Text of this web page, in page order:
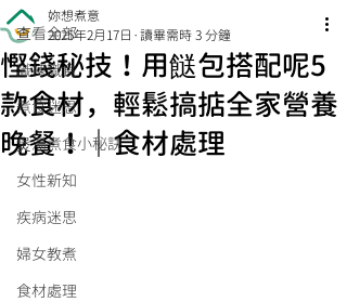
查看全部
識揀識食
煮食迷思
煲湯煮食小秘訣
女性新知
疾病迷思
婦女教煮
食材處理
慳錢秘技！用餸包搭配呢5
款食材，輕鬆搞掂全家營養
晚餐！｜食材處理
妳想煮意
2025年2月17日 讀畢需時 3 分鐘